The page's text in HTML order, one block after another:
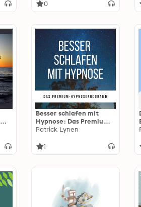
rêver: Le murmure des
douce pluie,
accompagnés de
mélodies oniriques
0
Besser schlafen mit
Hypnose: Das Premium-
Hypnoseprogramm
Patrick Lynen
1